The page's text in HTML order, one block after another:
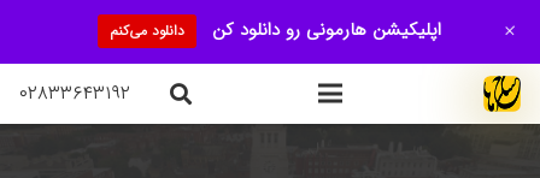
۰۲۸۳۳۶۴۳۱۹۲
اپلیکیشن هارمونی رو دانلود کن دانلود می‌کنم +